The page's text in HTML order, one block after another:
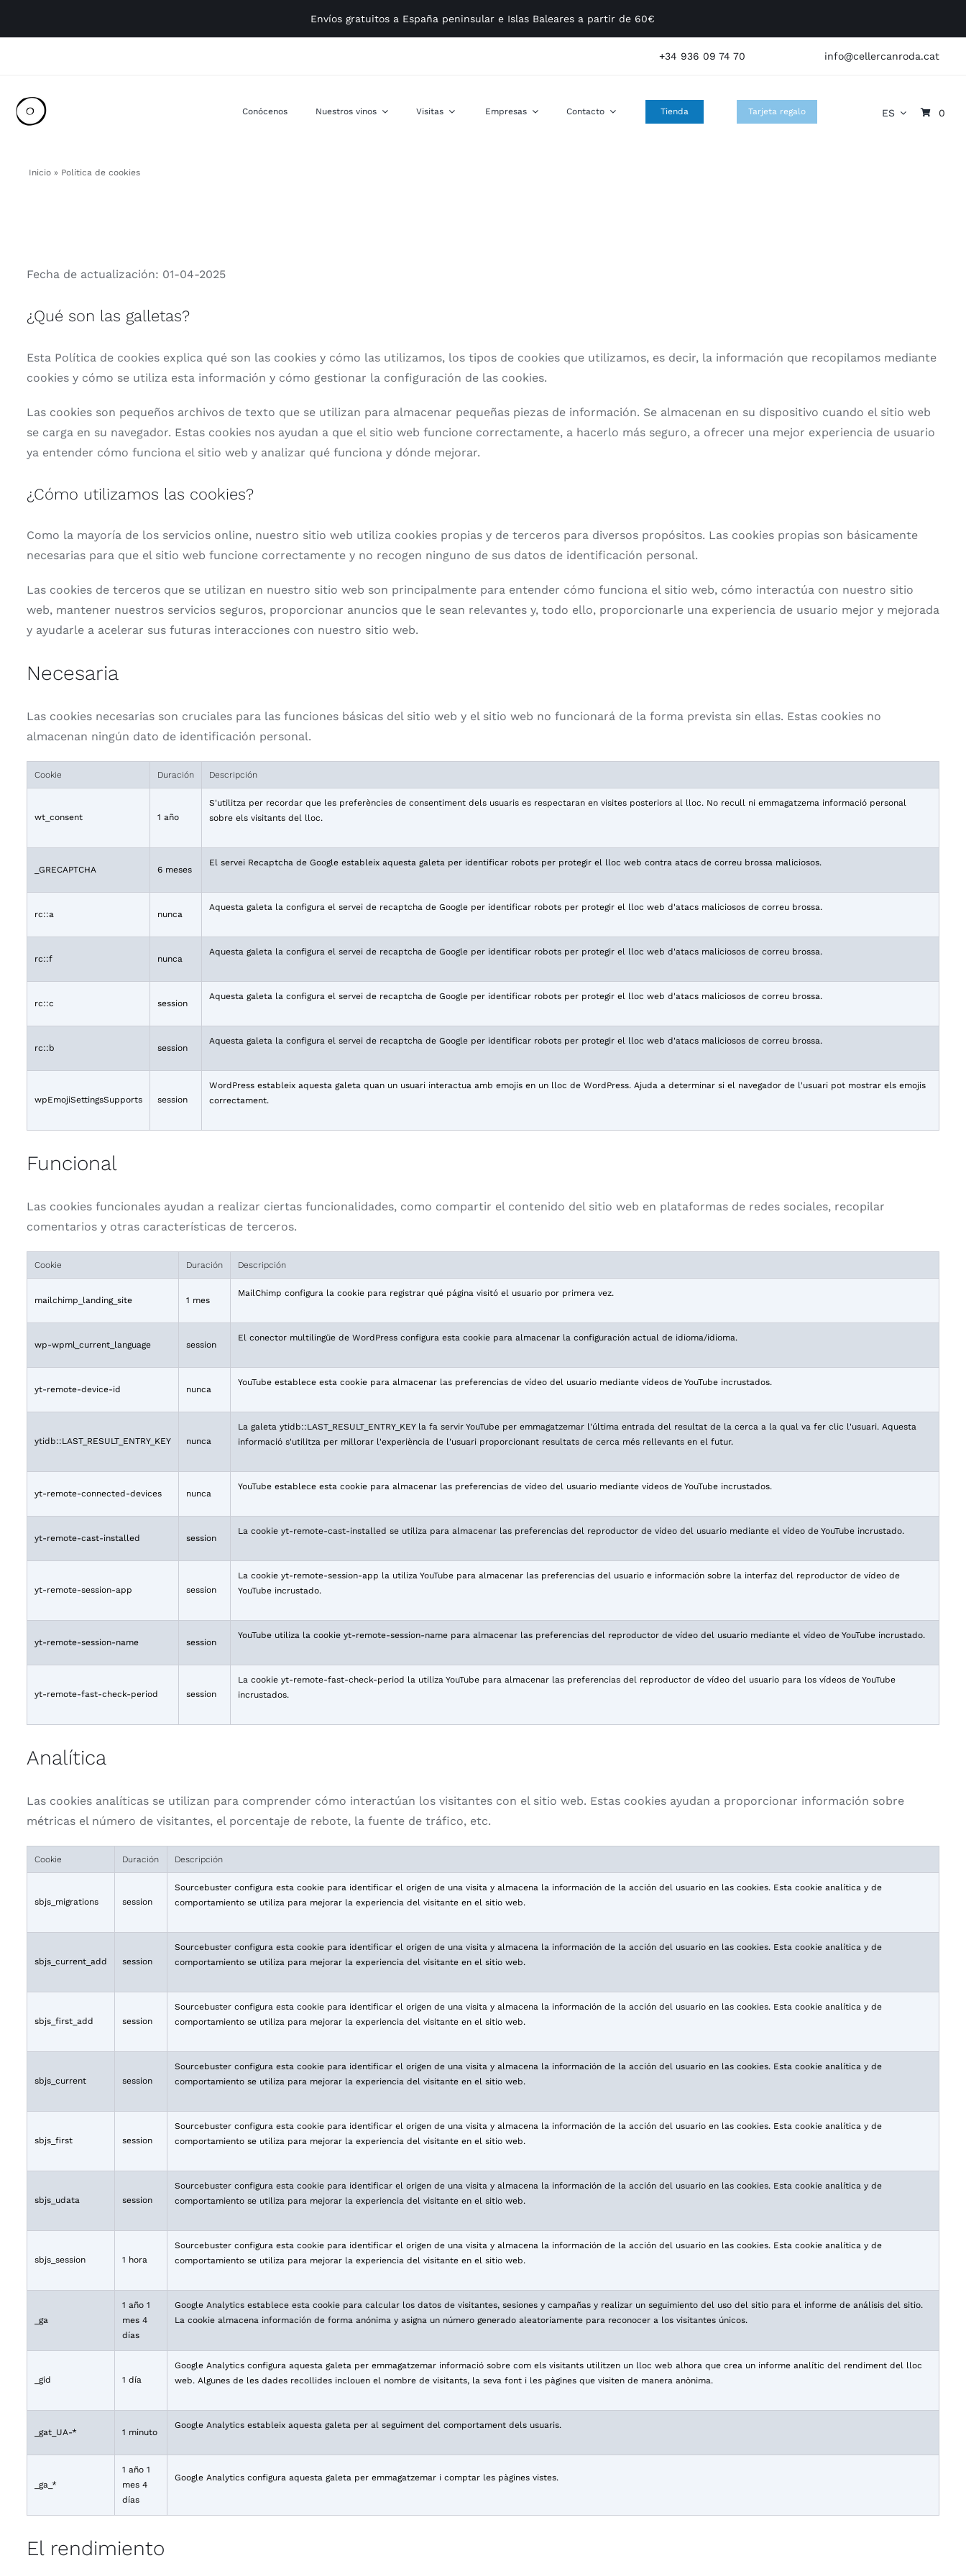
Envíos gratuitos a España peninsular e Islas Baleares a partir de 60€
+34 936 09 74 70 info@cellercanroda.cat
Conócenos Nuestros vinos Visitas Empresas Contacto Tienda Tarjeta regalo ES 0
Inicio» Política de cookies
Fecha de actualización: 01-04-2025
¿Qué son las galletas?
Esta Política de cookies explica qué son las cookies y cómo las utilizamos, los tipos de cookies que utilizamos, es decir, la información que recopilamos mediante
cookies y cómo se utiliza esta información y cómo gestionar la configuración de las cookies.
Las cookies son pequeños archivos de texto que se utilizan para almacenar pequeñas piezas de información. Se almacenan en su dispositivo cuando el sitio web
se carga en su navegador. Estas cookies nos ayudan a que el sitio web funcione correctamente, a hacerlo más seguro, a ofrecer una mejor experiencia de usuario
ya entender cómo funciona el sitio web y analizar qué funciona y dónde mejorar.
¿Cómo utilizamos las cookies?
Como la mayoría de los servicios online, nuestro sitio web utiliza cookies propias y de terceros para diversos propósitos. Las cookies propias son básicamente
necesarias para que el sitio web funcione correctamente y no recogen ninguno de sus datos de identificación personal.
Las cookies de terceros que se utilizan en nuestro sitio web son principalmente para entender cómo funciona el sitio web, cómo interactúa con nuestro sitio
web, mantener nuestros servicios seguros, proporcionar anuncios que le sean relevantes y, todo ello, proporcionarle una experiencia de usuario mejor y mejorada
y ayudarle a acelerar sus futuras interacciones con nuestro sitio web.
Necesaria
Las cookies necesarias son cruciales para las funciones básicas del sitio web y el sitio web no funcionará de la forma prevista sin ellas. Estas cookies no
almacenan ningún dato de identificación personal.
Cookie Duración Descripción
wt_consent 1 año
S'utilitza per recordar que les preferències de consentiment dels usuaris es respectaran en visites posteriors al lloc. No recull ni emmagatzema informació personal
sobre els visitants del lloc.
_GRECAPTCHA 6 meses
El servei Recaptcha de Google estableix aquesta galeta per identificar robots per protegir el lloc web contra atacs de correu brossa maliciosos.
rc::a nunca
Aquesta galeta la configura el servei de recaptcha de Google per identificar robots per protegir el lloc web d'atacs maliciosos de correu brossa.
rc::f nunca
Aquesta galeta la configura el servei de recaptcha de Google per identificar robots per protegir el lloc web d'atacs maliciosos de correu brossa.
rc::c session
Aquesta galeta la configura el servei de recaptcha de Google per identificar robots per protegir el lloc web d'atacs maliciosos de correu brossa.
rc::b session
Aquesta galeta la configura el servei de recaptcha de Google per identificar robots per protegir el lloc web d'atacs maliciosos de correu brossa.
wpEmojiSettingsSupports session
WordPress estableix aquesta galeta quan un usuari interactua amb emojis en un lloc de WordPress. Ajuda a determinar si el navegador de l'usuari pot mostrar els emojis
correctament.
Funcional
Las cookies funcionales ayudan a realizar ciertas funcionalidades, como compartir el contenido del sitio web en plataformas de redes sociales, recopilar
comentarios y otras características de terceros.
Cookie Duración Descripción
mailchimp_landing_site 1 mes
MailChimp configura la cookie para registrar qué página visitó el usuario por primera vez.
wp-wpml_current_language session
El conector multilingüe de WordPress configura esta cookie para almacenar la configuración actual de idioma/idioma.
yt-remote-device-id nunca
YouTube establece esta cookie para almacenar las preferencias de vídeo del usuario mediante vídeos de YouTube incrustados.
ytidb::LAST_RESULT_ENTRY_KEY nunca
La galeta ytidb::LAST_RESULT_ENTRY_KEY la fa servir YouTube per emmagatzemar l'última entrada del resultat de la cerca a la qual va fer clic l'usuari. Aquesta
informació s'utilitza per millorar l'experiència de l'usuari proporcionant resultats de cerca més rellevants en el futur.
yt-remote-connected-devices nunca
YouTube establece esta cookie para almacenar las preferencias de vídeo del usuario mediante vídeos de YouTube incrustados.
yt-remote-cast-installed session
La cookie yt-remote-cast-installed se utiliza para almacenar las preferencias del reproductor de vídeo del usuario mediante el vídeo de YouTube incrustado.
yt-remote-session-app session
La cookie yt-remote-session-app la utiliza YouTube para almacenar las preferencias del usuario e información sobre la interfaz del reproductor de vídeo de
YouTube incrustado.
yt-remote-session-name session
YouTube utiliza la cookie yt-remote-session-name para almacenar las preferencias del reproductor de vídeo del usuario mediante el vídeo de YouTube incrustado.
yt-remote-fast-check-period session
La cookie yt-remote-fast-check-period la utiliza YouTube para almacenar las preferencias del reproductor de vídeo del usuario para los vídeos de YouTube
incrustados.
Analítica
Las cookies analíticas se utilizan para comprender cómo interactúan los visitantes con el sitio web. Estas cookies ayudan a proporcionar información sobre
métricas el número de visitantes, el porcentaje de rebote, la fuente de tráfico, etc.
Cookie Duración Descripción
sbjs_migrations session
Sourcebuster configura esta cookie para identificar el origen de una visita y almacena la información de la acción del usuario en las cookies. Esta cookie analítica y de
comportamiento se utiliza para mejorar la experiencia del visitante en el sitio web.
sbjs_current_add session
Sourcebuster configura esta cookie para identificar el origen de una visita y almacena la información de la acción del usuario en las cookies. Esta cookie analítica y de
comportamiento se utiliza para mejorar la experiencia del visitante en el sitio web.
sbjs_first_add session
Sourcebuster configura esta cookie para identificar el origen de una visita y almacena la información de la acción del usuario en las cookies. Esta cookie analítica y de
comportamiento se utiliza para mejorar la experiencia del visitante en el sitio web.
sbjs_current session
Sourcebuster configura esta cookie para identificar el origen de una visita y almacena la información de la acción del usuario en las cookies. Esta cookie analítica y de
comportamiento se utiliza para mejorar la experiencia del visitante en el sitio web.
sbjs_first session
Sourcebuster configura esta cookie para identificar el origen de una visita y almacena la información de la acción del usuario en las cookies. Esta cookie analítica y de
comportamiento se utiliza para mejorar la experiencia del visitante en el sitio web.
sbjs_udata session
Sourcebuster configura esta cookie para identificar el origen de una visita y almacena la información de la acción del usuario en las cookies. Esta cookie analítica y de
comportamiento se utiliza para mejorar la experiencia del visitante en el sitio web.
sbjs_session 1 hora
Sourcebuster configura esta cookie para identificar el origen de una visita y almacena la información de la acción del usuario en las cookies. Esta cookie analítica y de
comportamiento se utiliza para mejorar la experiencia del visitante en el sitio web.
_ga
1 año 1
mes 4
días
Google Analytics establece esta cookie para calcular los datos de visitantes, sesiones y campañas y realizar un seguimiento del uso del sitio para el informe de análisis del sitio.
La cookie almacena información de forma anónima y asigna un número generado aleatoriamente para reconocer a los visitantes únicos.
_gid 1 día
Google Analytics configura aquesta galeta per emmagatzemar informació sobre com els visitants utilitzen un lloc web alhora que crea un informe analític del rendiment del lloc
web. Algunes de les dades recollides inclouen el nombre de visitants, la seva font i les pàgines que visiten de manera anònima.
_gat_UA-* 1 minuto
Google Analytics estableix aquesta galeta per al seguiment del comportament dels usuaris.
_ga_*
1 año 1
mes 4
días
Google Analytics configura aquesta galeta per emmagatzemar i comptar les pàgines vistes.
El rendimiento